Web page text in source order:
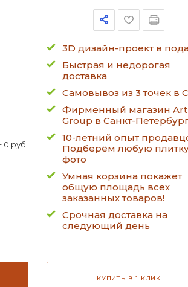
0 руб.
3D дизайн-проект в
Быстрая и недорогая
доставка
Самовывоз из 3 точек в
Фирменный магазин
Group в Санкт-
10-летний опыт
Подберём любую
фото
Умная корзина покажет
общую площадь всех
заказанных товаров!
Срочная доставка на
следующий день
КУПИТЬ В 1 КЛИК